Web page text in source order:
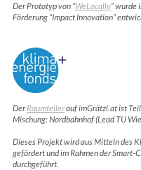
Der Prototyp von “WeLocally” wurde
Förderung “Impact Innovation”
DerRaumteilerauf imGrätzl.at ist
Mischung: Nordbahnhof (Lead TU
Dieses Projekt wird aus Mitteln des
gefördert und im Rahmen der
durchgeführt.